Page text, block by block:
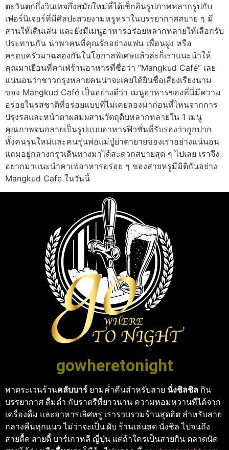
ตะวันตกกึ่งวินเทจกึ่งสมัยใหม่ที่ได้เช็กอินรูปภาพหลากรูปกับ
เฟอร์นิเจอร์ที่มีศิลปะสวยงามหรูหราในบรรยากาศสบาย ๆ มี
สวนให้เดินเล่น และยังมีเมนูอาหารอร่อยหลากหลายให้เลือกรับ
ประทานกัน น่าพาคนที่คุณรักอย่างแฟน เพื่อนฝูง หรือ
ครอบครัวมาฉลองกันในโอกาสพิเศษแล้วล่ะก็เราแนะนำให้
คุณมาเยือนที่คาเฟ่ร้านอาหารที่ชื่อว่า “Mangkud Café” เลย
แน่นอนว่าชาวกรุงหลายคนน่าจะเคยได้ยินชื่อเสียงเรียงนาม
ของ Mangkud Café เป็นอย่างดีว่า เมนูอาหารของที่นี่มีความ
อร่อยในรสชาติที่อร่อยแบบที่ไม่เคยลองมาก่อนที่ไหนจากการ
ปรุงรสและหน้าตาผสมผสานวัตถุดิบหลากหลายใน 1 เมนู
คุณภาพจนกลายเป็นรูปแบบอาหารฟิวชั่นที่รับรองว่าถูกปาก
ทั้งคนรุ่นใหม่และคนรุ่นพ่อแม่ปู่ย่าตายายของเราอย่างแน่นอน
แถมอยู่กลางกรุวเดินทางมาได้สะดวกสบายสุด ๆ ไปเลย เราจึง
อยากมาแนะนำคาเฟ่อาหารอร่อย ๆ ของสายหรูมีมิติกันอย่าง
Mangkud Cafe ในวันนี้
gowheretonight
พาตระเวนร้านคลับบาร์ ยามค่ำคืนสำหรับสาย นั่งชิลชิล กิน
บรรยากาศ ดื่มด่ำ กับราตรีที่ยาวนาน ความหอมหวานที่ได้จาก
เครื่องดื่ม และอาหารเลิศหรู เรารวบรวมร้านสุดฮิต สำหรับสาย
กลางคืนทุกแนว ไม่ว่าจะเป็น ผับ ร้านเล่นสด นั่งชิล ไปจนถึง
สายตื้ด สายตี้ บาร์เกาหลี ญี่ปุ่น แต่ถ้าใครเป็นสายกิน ตลาดนัด